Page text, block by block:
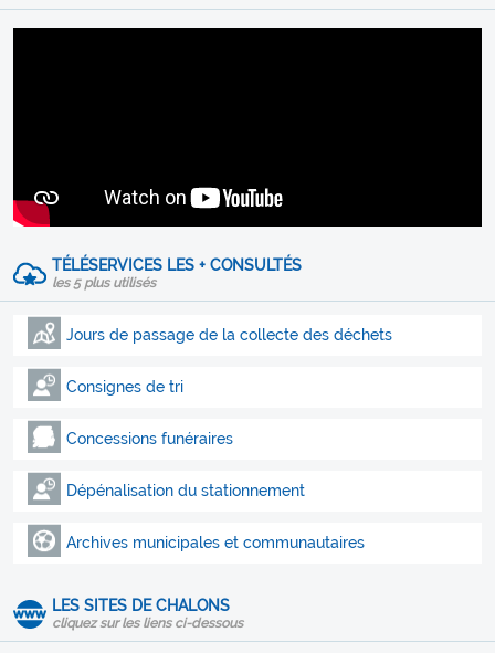
TÉLÉSERVICES LES + CONSULTÉS
les 5 plus utilisés
Jours de passage de la collecte des déchets
Consignes de tri
Concessions funéraires
Dépénalisation du stationnement
Archives municipales et communautaires
LES SITES DE CHALONS
cliquez sur les liens ci-dessous